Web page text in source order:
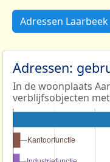
Adressen Laarbeek
Adressen:
In de woonplaats
verblijfsobjecten
Kantoorfunctie
Kantoorfunctie